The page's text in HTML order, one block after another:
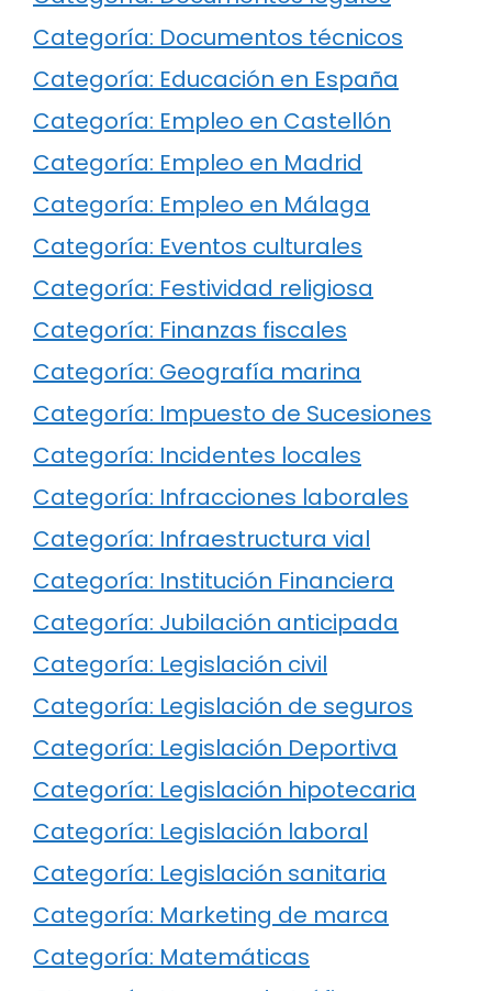
Categoría: Documentos técnicos
Categoría: Educación en España
Categoría: Empleo en Castellón
Categoría: Empleo en Madrid
Categoría: Empleo en Málaga
Categoría: Eventos culturales
Categoría: Festividad religiosa
Categoría: Finanzas fiscales
Categoría: Geografía marina
Categoría: Impuesto de Sucesiones
Categoría: Incidentes locales
Categoría: Infracciones laborales
Categoría: Infraestructura vial
Categoría: Institución Financiera
Categoría: Jubilación anticipada
Categoría: Legislación civil
Categoría: Legislación de seguros
Categoría: Legislación Deportiva
Categoría: Legislación hipotecaria
Categoría: Legislación laboral
Categoría: Legislación sanitaria
Categoría: Marketing de marca
Categoría: Matemáticas